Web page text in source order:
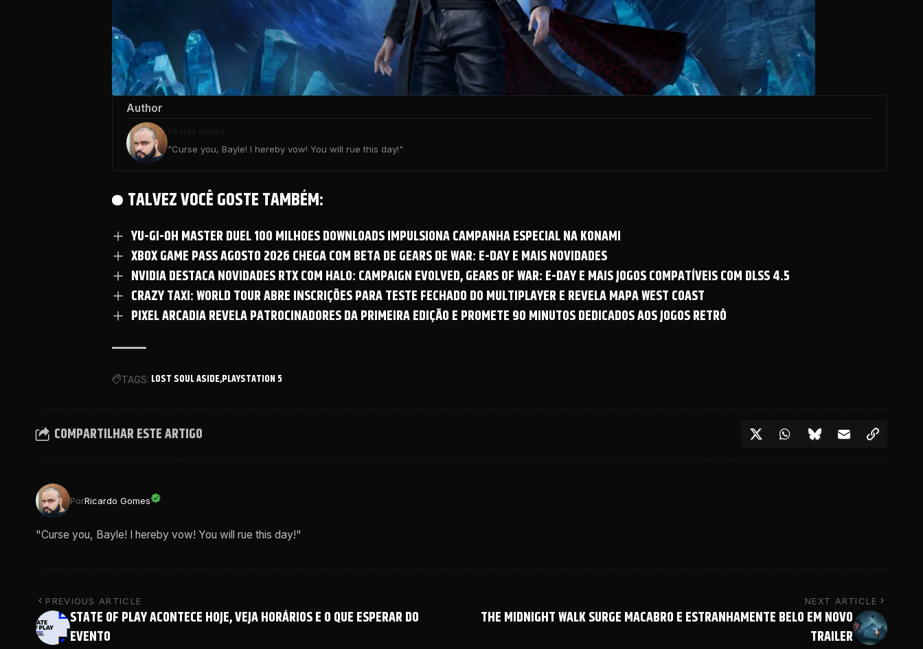
Author
"Curse you, Bayle! I hereby vow! You will rue this day!"
TALVEZ VOCÊ GOSTE TAMBÉM:
YU-GI-OH MASTER DUEL 100 MILHOES DOWNLOADS IMPULSIONA CAMPANHA ESPECIAL NA KONAMI
XBOX GAME PASS AGOSTO 2026 CHEGA COM BETA DE GEARS DE WAR: E-DAY E MAIS NOVIDADES
NVIDIA DESTACA NOVIDADES RTX COM HALO: CAMPAIGN EVOLVED, GEARS OF WAR: E-DAY E MAIS JOGOS COMPATÍVEIS COM DLSS 4.5
CRAZY TAXI: WORLD TOUR ABRE INSCRIÇÕES PARA TESTE FECHADO DO MULTIPLAYER E REVELA MAPA WEST COAST
PIXEL ARCADIA REVELA PATROCINADORES DA PRIMEIRA EDIÇÃO E PROMETE 90 MINUTOS DEDICADOS AOS JOGOS RETRÔ
TAGS: LOST SOUL ASIDE PLAYSTATION 5
COMPARTILHAR ESTE ARTIGO
PorRicardo Gomes
"Curse you, Bayle! I hereby vow! You will rue this day!"
PREVIOUS ARTICLE
STATE OF PLAY ACONTECE HOJE, VEJA HORÁRIOS E O QUE ESPERAR DO
EVENTO
NEXT ARTICLE
THE MIDNIGHT WALK SURGE MACABRO E ESTRANHAMENTE BELO EM NOVO
TRAILER